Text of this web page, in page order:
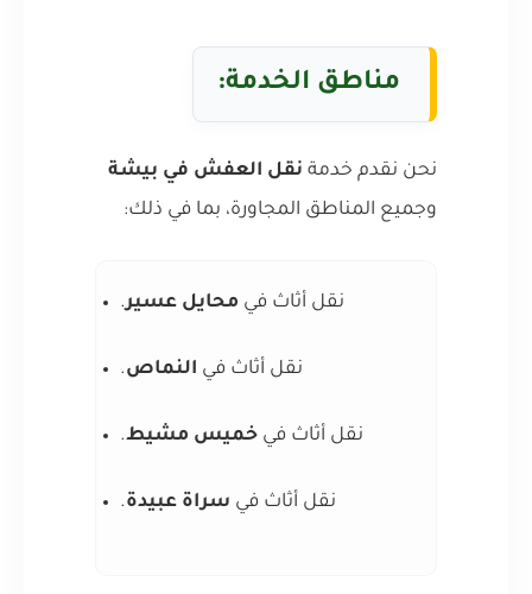
مناطق الخدمة:
نحن نقدم خدمة نقل العفش في بيشة
وجميع المناطق المجاورة، بما في ذلك:
نقل أثاث في محايل عسير.
نقل أثاث في النماص.
نقل أثاث في خميس مشيط.
نقل أثاث في سراة عبيدة.